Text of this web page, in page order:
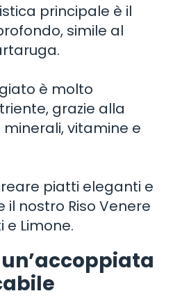
principale è il
simile al
è molto
grazie alla
vitamine e
piatti eleganti e
il nostro Riso Venere
Limone.